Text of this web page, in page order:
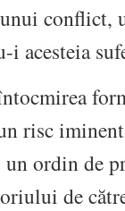
conflict,
i acesteia
risc
ordin de
de